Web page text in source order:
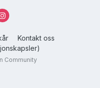
Kontakt oss
Community